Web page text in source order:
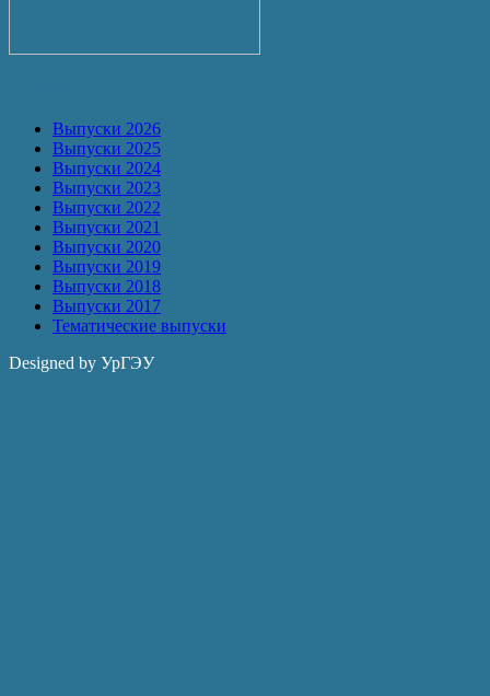
Выпуски 2026
Выпуски 2025
Выпуски 2024
Выпуски 2023
Выпуски 2022
Выпуски 2021
Выпуски 2020
Выпуски 2019
Выпуски 2018
Выпуски 2017
Тематические выпуски
Designed by УрГЭУ